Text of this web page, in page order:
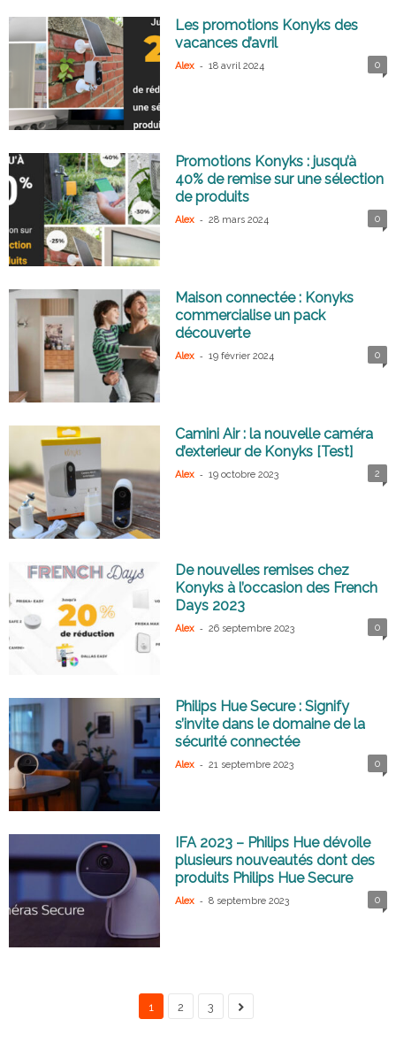
Les promotions Konyks des
vacances d’avril
Alex - 18 avril 2024 0
Promotions Konyks : jusqu’à
40% de remise sur une sélection
de produits
Alex - 28 mars 2024 0
Maison connectée : Konyks
commercialise un pack
découverte
Alex - 19 février 2024 0
Camini Air : la nouvelle caméra
d’exterieur de Konyks [Test]
Alex - 19 octobre 2023 2
De nouvelles remises chez
Konyks à l’occasion des French
Days 2023
Alex - 26 septembre 2023 0
Philips Hue Secure : Signify
s’invite dans le domaine de la
sécurité connectée
Alex - 21 septembre 2023 0
IFA 2023 – Philips Hue dévoile
plusieurs nouveautés dont des
produits Philips Hue Secure
Alex - 8 septembre 2023 0
1 2 3